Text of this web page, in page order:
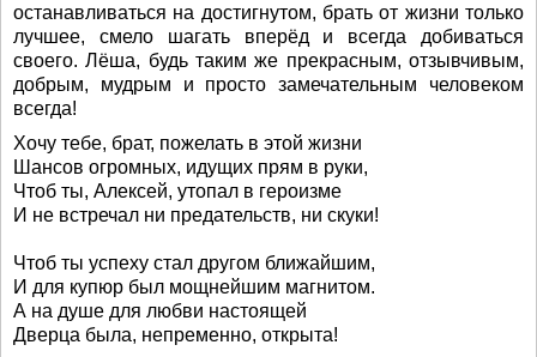
останавливаться на достигнутом, брать от жизни только
лучшее, смело шагать вперёд и всегда добиваться
своего. Лёша, будь таким же прекрасным, отзывчивым,
добрым, мудрым и просто замечательным человеком
всегда!
Хочу тебе, брат, пожелать в этой жизни
Шансов огромных, идущих прям в руки,
Чтоб ты, Алексей, утопал в героизме
И не встречал ни предательств, ни скуки!
Чтоб ты успеху стал другом ближайшим,
И для купюр был мощнейшим магнитом.
А на душе для любви настоящей
Дверца была, непременно, открыта!